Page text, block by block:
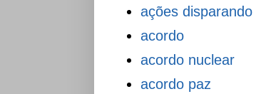
ações disparando
acordo
acordo nuclear
acordo paz